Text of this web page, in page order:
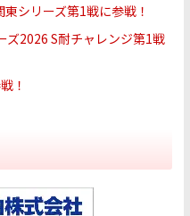
シリーズ第1戦に参戦！
ズ2026 S耐チャレンジ第1戦
！